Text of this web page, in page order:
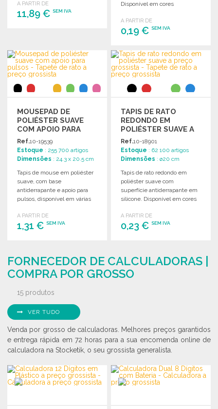
A PARTIR DE
11,89 € SEM IVA
Solicitar um orçamento
Disponível em cores
A PARTIR DE
0,19 €SEM IVA
ENCOMENDAR
Solicitar um orçamento
MOUSEPAD DE
POLIÉSTER SUAVE
COM APOIO PARA
PULSOS
Ref.10-19539
Estoque : 255 700 artigos
Dimensões : 24.3 x 20.5 cm
Tapis de mouse em poliéster
suave, com base
antiderrapante e apoio para
pulsos, disponível em várias
A PARTIR DE
1,31 € SEM IVA
Solicitar um orçamento
TAPIS DE RATO
REDONDO EM
POLIÉSTER SUAVE A
PREÇO GROSSISTA
Ref.10-18901
Estoque : 62 100 artigos
Dimensões : ø20 cm
Tapis de rato redondo em
poliéster suave com
superfície antiderrapante em
silicone. Disponível em cores
A PARTIR DE
0,23 €SEM IVA
Solicitar um orçamento
FORNECEDOR DE CALCULADORAS |
COMPRA POR GROSSO
15 produtos
VER TUDO
Venda por grosso de calculadoras. Melhores preços garantidos
e entrega rápida em 72 horas para a sua encomenda online de
calculadora na Stocketik, o seu grossista generalista.